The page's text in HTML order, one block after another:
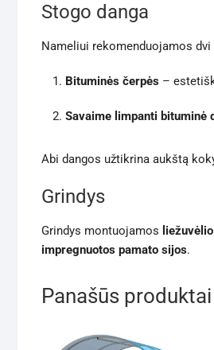
Stogo danga
Nameliui rekomenduojamos
Bituminės čerpės –
Savaime limpanti bituminė
Abi dangos užtikrina aukštą
Grindys
Grindys montuojamos
impregnuotos pamato sijos.
Panašūs produktai